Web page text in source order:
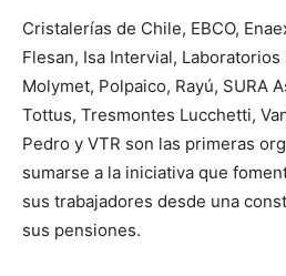
Cristalerías de Chile, EBCO,
Flesan, Isa Intervial, Laboratorios
Molymet, Polpaico, Rayú, SURA
Tottus, Tresmontes Lucchetti,
Pedro y VTR son las primeras
sumarse a la iniciativa que
sus trabajadores desde una
sus pensiones.